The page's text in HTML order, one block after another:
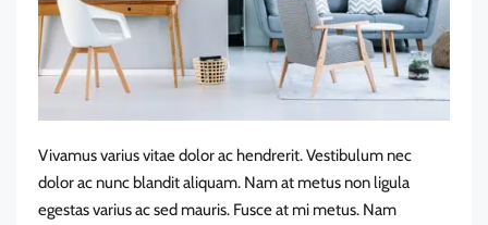
Vivamus varius vitae dolor ac hendrerit. Vestibulum nec
dolor ac nunc blandit aliquam. Nam at metus non ligula
egestas varius ac sed mauris. Fusce at mi metus. Nam